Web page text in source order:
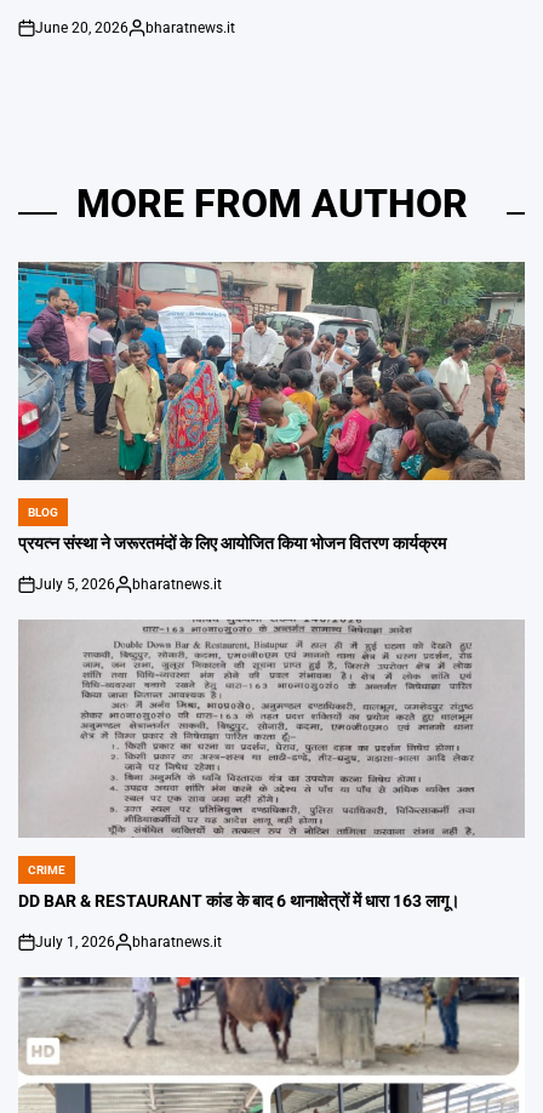
on
June 20, 2026
Posted
bharatnews.it
MORE FROM AUTHOR
POSTED
IN
BLOG
प्रयत्न संस्था ने जरूरतमंदों के लिए आयोजित किया भोजन वितरण कार्यक्रम
on
July 5, 2026
Posted
bharatnews.it
POSTED
IN
CRIME
DD BAR & RESTAURANT कांड के बाद 6 थानाक्षेत्रों में धारा 163 लागू।
on
July 1, 2026
Posted
bharatnews.it